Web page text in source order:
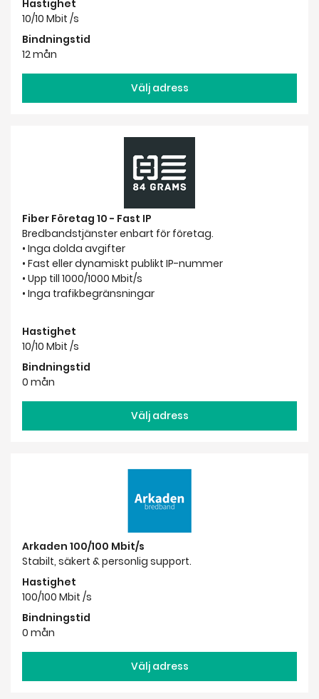
Hastighet
10/10 Mbit /s
Bindningstid
12 mån
Välj adress
Fiber Företag 10 - Fast IP
Bredbandstjänster enbart för företag.
• Inga dolda avgifter
• Fast eller dynamiskt publikt IP-nummer
• Upp till 1000/1000 Mbit/s
• Inga trafikbegränsningar
Hastighet
10/10 Mbit /s
Bindningstid
0 mån
Välj adress
Arkaden 100/100 Mbit/s
Stabilt, säkert & personlig support.
Hastighet
100/100 Mbit /s
Bindningstid
0 mån
Välj adress